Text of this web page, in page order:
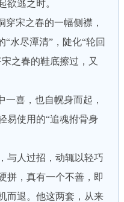
欲逃之时。
宋之春的一幅侧襟，
“水尽潭清”，陡化“轮回
之春的鞋底擦过，又
喜，也自幌身而起，
易使用的“追魂拊骨身
人过招，动辄以轻巧
拼，真有一个不善，即
而退。他这两套，从来